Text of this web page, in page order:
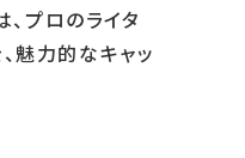
プロのライタ
魅力的なキャッ